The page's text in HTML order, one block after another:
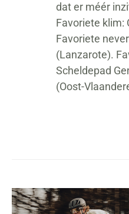
dat er méér
Favoriete klim:
Favoriete
(Lanzarote).
Scheldepad
(Oost-